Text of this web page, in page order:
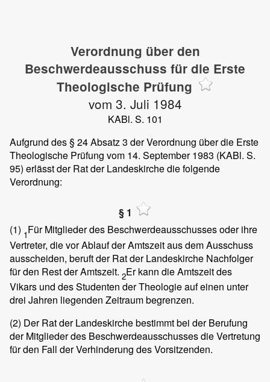
Verordnung über den
Beschwerdeausschuss für die Erste
Theologische Prüfung
vom 3. Juli 1984
KABl. S. 101
Aufgrund des § 24 Absatz 3 der Verordnung über die Erste
Theologische Prüfung vom 14. September 1983 (KABl. S.
95) erlässt der Rat der Landeskirche die folgende
Verordnung:
§ 1
(1) 1Für Mitglieder des Beschwerdeausschusses oder ihre
Vertreter, die vor Ablauf der Amtszeit aus dem Ausschuss
ausscheiden, beruft der Rat der Landeskirche Nachfolger
für den Rest der Amtszeit. 2Er kann die Amtszeit des
Vikars und des Studenten der Theologie auf einen unter
drei Jahren liegenden Zeitraum begrenzen.
(2) Der Rat der Landeskirche bestimmt bei der Berufung
der Mitglieder des Beschwerdeausschusses die Vertretung
für den Fall der Verhinderung des Vorsitzenden.